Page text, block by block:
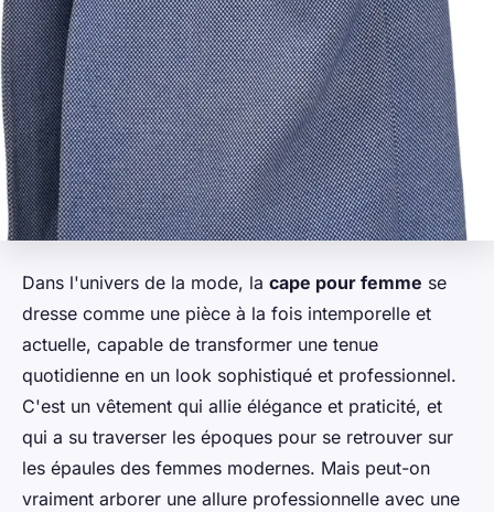
Dans l'univers de la mode, la cape pour femme se
dresse comme une pièce à la fois intemporelle et
actuelle, capable de transformer une tenue
quotidienne en un look sophistiqué et professionnel.
C'est un vêtement qui allie élégance et praticité, et
qui a su traverser les époques pour se retrouver sur
les épaules des femmes modernes. Mais peut-on
vraiment arborer une allure professionnelle avec une